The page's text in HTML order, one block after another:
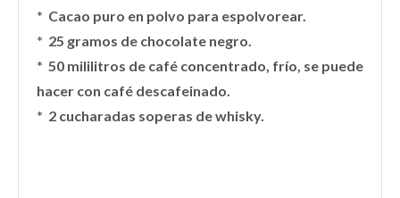
* Cacao puro en polvo para espolvorear.
* 25 gramos de chocolate negro.
* 50 mililitros de café concentrado, frío, se puede
hacer con café descafeinado.
* 2 cucharadas soperas de whisky.